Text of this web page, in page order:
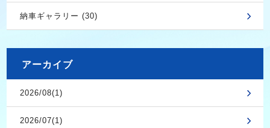
納車ギャラリー (30)
アーカイブ
2026/08(1)
2026/07(1)